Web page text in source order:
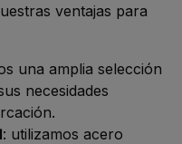
ventajas para
una amplia selección
necesidades
: utilizamos acero